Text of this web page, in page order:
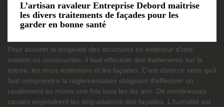
L’artisan ravaleur Entreprise Debord maitrise
les divers traitements de façades pour les
garder en bonne santé
Pour assurer la longévité des structures en extérieur d’une
maison ou construction, il faut effectuer des traitements sur la
toiture, les murs extérieurs et les façades. C’est dans ce sens qu’il
faut comprendre la réglementation obligeant d’effectuer un
ravalement au moins une fois tous les dix ans. De nombreuses
causes engendrent les dégradations des façades. L’humidité est